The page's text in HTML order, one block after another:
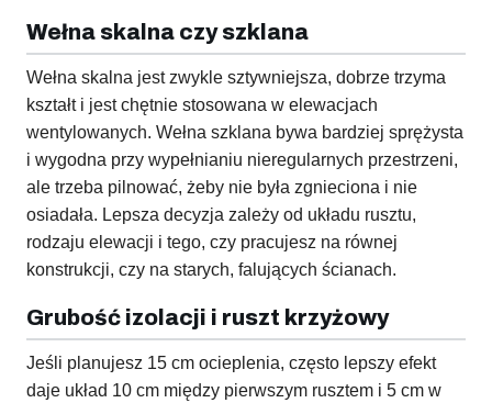
Wełna skalna czy szklana
Wełna skalna jest zwykle sztywniejsza, dobrze trzyma
kształt i jest chętnie stosowana w elewacjach
wentylowanych. Wełna szklana bywa bardziej sprężysta
i wygodna przy wypełnianiu nieregularnych przestrzeni,
ale trzeba pilnować, żeby nie była zgnieciona i nie
osiadała. Lepsza decyzja zależy od układu rusztu,
rodzaju elewacji i tego, czy pracujesz na równej
konstrukcji, czy na starych, falujących ścianach.
Grubość izolacji i ruszt krzyżowy
Jeśli planujesz 15 cm ocieplenia, często lepszy efekt
daje układ 10 cm między pierwszym rusztem i 5 cm w